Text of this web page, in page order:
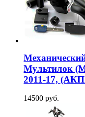
Мультилок
2011-17,
14500 руб.